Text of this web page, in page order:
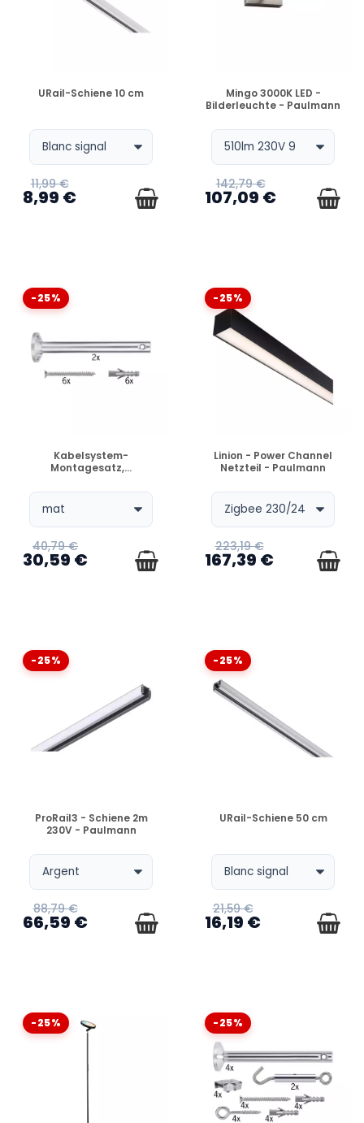
VERFÜGBAR
URail-Schiene 10 cm
11,99 €
8,99 €
VERFÜGBAR
Mingo 3000K LED -
Bilderleuchte - Paulmann
142,79 €
107,09 €
-25%
VERFÜGBAR
Kabelsystem-
Montagesatz,...
40,79 €
30,59 €
-25%
VERFÜGBAR
Linion - Power Channel
Netzteil - Paulmann
223,19 €
167,39 €
-25%
VERFÜGBAR
ProRail3 - Schiene 2m
230V - Paulmann
88,79 €
66,59 €
-25%
VERFÜGBAR
URail-Schiene 50 cm
21,59 €
16,19 €
-25% -25%